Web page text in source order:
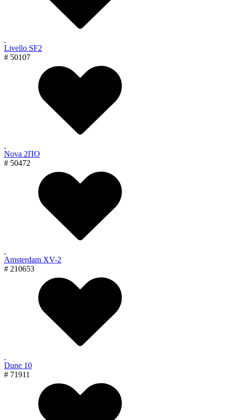
Livello SF2
# 50107
Nova 2ПО
# 50472
Amsterdam XV-2
# 210653
Dune 10
# 71911